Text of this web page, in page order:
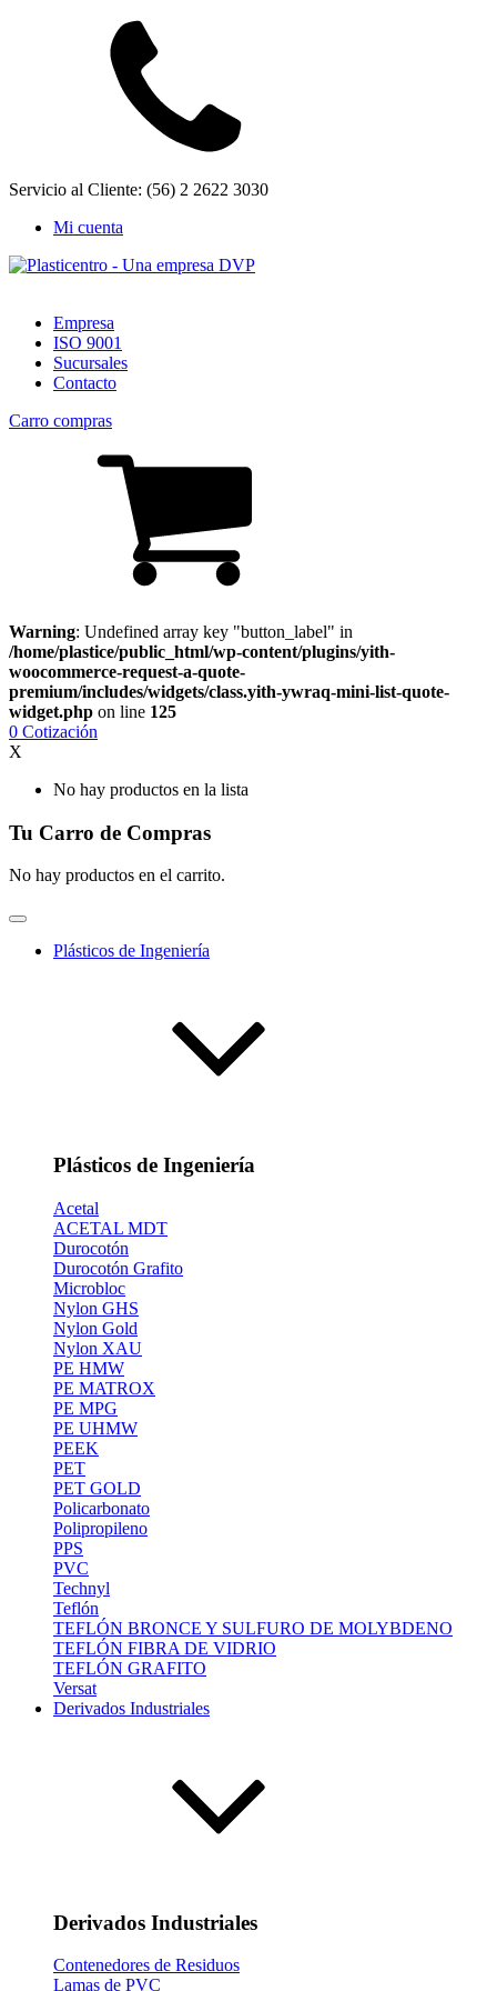
Servicio al Cliente: (56) 2 2622 3030
Mi cuenta
Empresa
ISO 9001
Sucursales
Contacto
Carro compras
Warning: Undefined array key "button_label" in
/home/plastice/public_html/wp-content/plugins/yith-
woocommerce-request-a-quote-
premium/includes/widgets/class.yith-ywraq-mini-list-quote-
widget.php on line 125
0 Cotización
X
No hay productos en la lista
Tu Carro de Compras
No hay productos en el carrito.
Plásticos de Ingeniería
Plásticos de Ingeniería
Acetal
ACETAL MDT
Durocotón
Durocotón Grafito
Microbloc
Nylon GHS
Nylon Gold
Nylon XAU
PE HMW
PE MATROX
PE MPG
PE UHMW
PEEK
PET
PET GOLD
Policarbonato
Polipropileno
PPS
PVC
Technyl
Teflón
TEFLÓN BRONCE Y SULFURO DE MOLYBDENO
TEFLÓN FIBRA DE VIDRIO
TEFLÓN GRAFITO
Versat
Derivados Industriales
Derivados Industriales
Contenedores de Residuos
Lamas de PVC